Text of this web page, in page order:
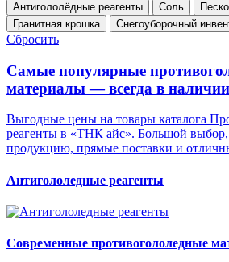
Антигололёдные реагенты Соль
Гранитная крошка
Снегоуборочный
Сбросить
Самые популярные
материалы — всегда в
Выгодные цены на товары каталога
реагенты в «ТНК айс». Большой
продукцию, прямые поставки и
Антигололедные реагенты
Современные противогололедные